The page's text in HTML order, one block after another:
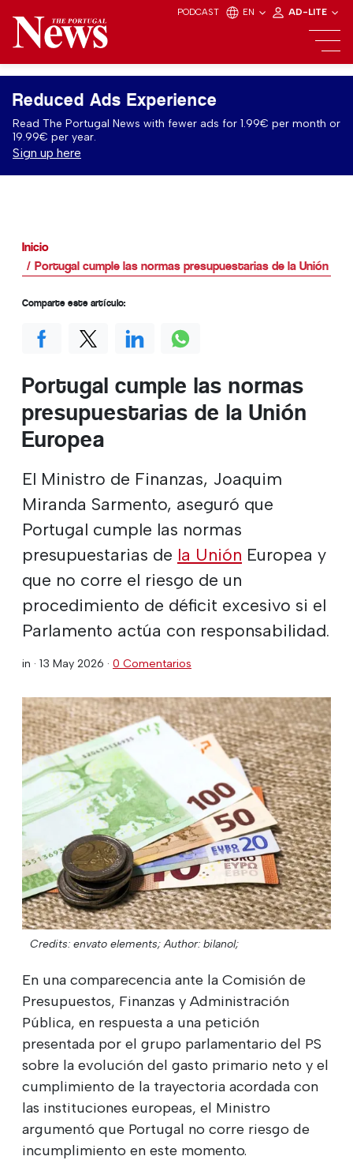
PODCAST EN AD-LITE
Reduced Ads Experience
Read The Portugal News with fewer ads for 1.99€ per month or
19.99€ per year.
Sign up here
Inicio
Portugal cumple las normas presupuestarias de la Unión
Portugal cumple las normas
presupuestarias de la Unión
Europea
El Ministro de Finanzas, Joaquim
Miranda Sarmento, aseguró que
Portugal cumple las normas
presupuestarias de la Unión Europea y
que no corre el riesgo de un
procedimiento de déficit excesivo si el
Parlamento actúa con responsabilidad.
in · 13 May 2026 · 0 Comentarios
Credits: envato elements; Author: bilanol;
En una comparecencia ante la Comisión de
Presupuestos, Finanzas y Administración
Pública, en respuesta a una petición
presentada por el grupo parlamentario del PS
sobre la evolución del gasto primario neto y el
cumplimiento de la trayectoria acordada con
las instituciones europeas, el Ministro
argumentó que Portugal no corre riesgo de
incumplimiento en este momento.
Comparte este artículo: